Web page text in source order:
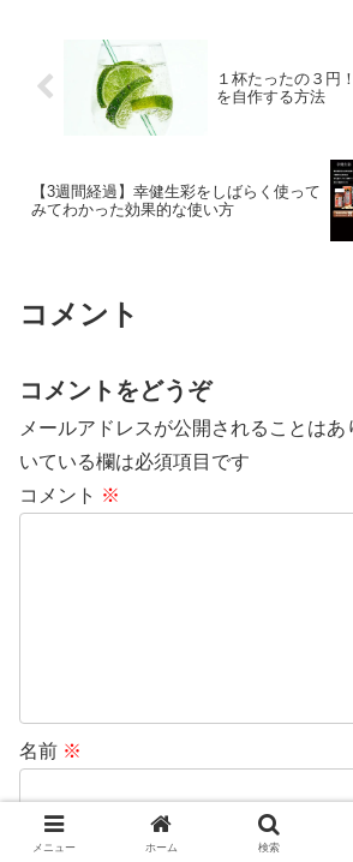
１杯たったの３円
を自作する方法
【3週間経過】幸健生彩をしばらく使って
みてわかった効果的な使い方
コメント
コメントをどうぞ
メールアドレスが公開されることはあ
いている欄は必須項目です
コメント ※
名前 ※
メール
メニュー ホーム 検索